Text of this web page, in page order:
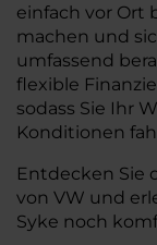
einfach vor Ort
machen und
umfassend
flexible
sodass Sie Ihr
Konditionen
Entdecken Sie
von VW und
Syke noch